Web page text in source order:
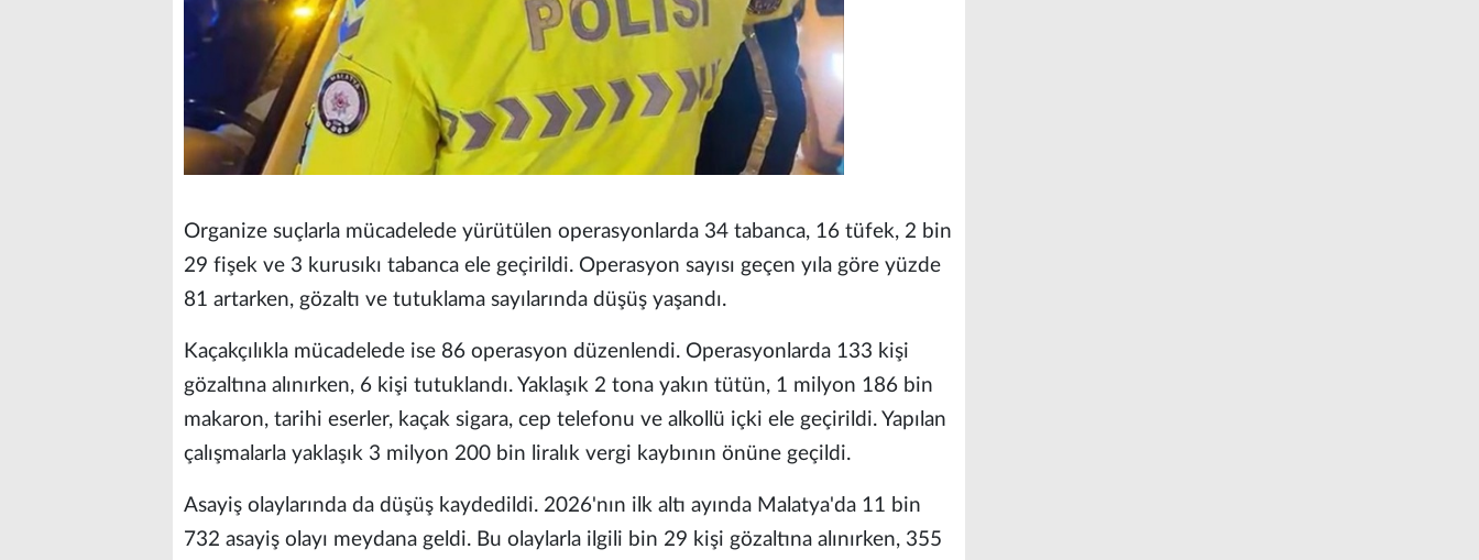
Organize suçlarla mücadelede yürütülen operasyonlarda 34 tabanca, 16 tüfek, 2 bin
29 fişek ve 3 kurusıkı tabanca ele geçirildi. Operasyon sayısı geçen yıla göre yüzde
81 artarken, gözaltı ve tutuklama sayılarında düşüş yaşandı.
Kaçakçılıkla mücadelede ise 86 operasyon düzenlendi. Operasyonlarda 133 kişi
gözaltına alınırken, 6 kişi tutuklandı. Yaklaşık 2 tona yakın tütün, 1 milyon 186 bin
makaron, tarihi eserler, kaçak sigara, cep telefonu ve alkollü içki ele geçirildi. Yapılan
çalışmalarla yaklaşık 3 milyon 200 bin liralık vergi kaybının önüne geçildi.
Asayiş olaylarında da düşüş kaydedildi. 2026'nın ilk altı ayında Malatya'da 11 bin
732 asayiş olayı meydana geldi. Bu olaylarla ilgili bin 29 kişi gözaltına alınırken, 355